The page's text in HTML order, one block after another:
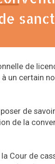
de
un certain
de
de la
Cour de